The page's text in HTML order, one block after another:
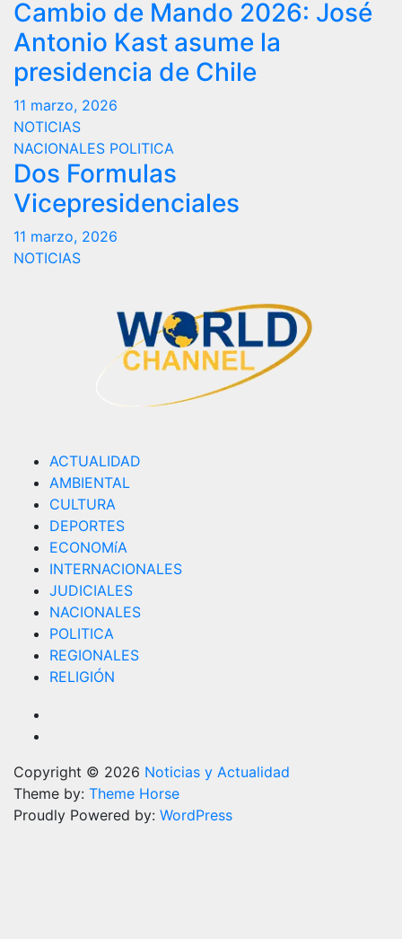
Cambio de Mando 2026: José
Antonio Kast asume la
presidencia de Chile
11 marzo, 2026
NOTICIAS
NACIONALES POLITICA
Dos Formulas
Vicepresidenciales
11 marzo, 2026
NOTICIAS
ACTUALIDAD
AMBIENTAL
CULTURA
DEPORTES
ECONOMíA
INTERNACIONALES
JUDICIALES
NACIONALES
POLITICA
REGIONALES
RELIGIÓN
Copyright © 2026 Noticias y Actualidad
Theme by: Theme Horse
Proudly Powered by: WordPress